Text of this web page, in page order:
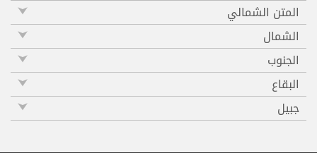
المتن الشمالي
الشمال
الجنوب
البقاع
جبيل